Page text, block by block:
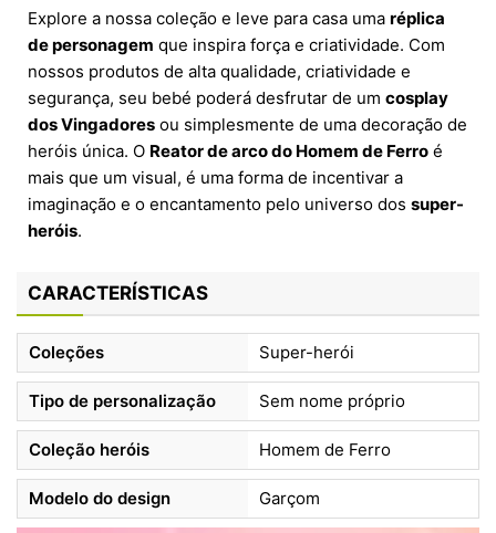
Explore a nossa coleção e leve para casa uma réplica
de personagem que inspira força e criatividade. Com
nossos produtos de alta qualidade, criatividade e
segurança, seu bebé poderá desfrutar de um cosplay
dos Vingadores ou simplesmente de uma decoração de
heróis única. O Reator de arco do Homem de Ferro é
mais que um visual, é uma forma de incentivar a
imaginação e o encantamento pelo universo dos super-
heróis.
CARACTERÍSTICAS
Coleções Super-herói
Tipo de personalização Sem nome próprio
Coleção heróis Homem de Ferro
Modelo do design Garçom